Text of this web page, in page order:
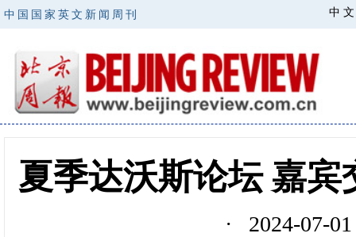
中国国家英文新闻周刊 中 文
夏季达沃斯论坛 嘉
· 2024-07-